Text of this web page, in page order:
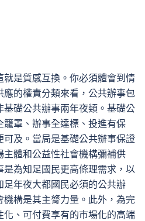
是質感互換。你必須體會到情
的權責分類來看，公共辦事包
礎公共辦事兩年夜類。基礎公
罩、辦事全達標、投進有保
及。當局是基礎公共辦事保證
體和公益性社會機構彌補供
為知足國民更高條理需求，以
年夜大都國民必須的公共辦
構是其主膂力量。此外，為完
、可付費享有的市場化的高端